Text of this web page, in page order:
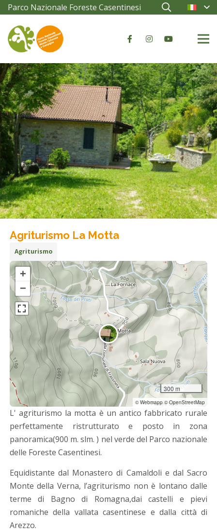
Parco Nazionale Foreste Casentinesi
Agriturismo La Motta
Agriturismo
+
−
300 m
© Webmapp © OpenStreetMap
L' agriturismo la motta è un antico fabbricato rurale
perfettamente ristrutturato e posto in zona
panoramica(900 m. slm. ) nel verde del Parco nazionale
delle Foreste Casentinesi.
Equidistante dal Monastero di Camaldoli e dal Sacro
Monte della Verna, l’agriturismo non è lontano dalle
terme di Bagno di Romagna,dai castelli e pievi
romaniche della vallata casentinese e dalla città di
Arezzo.